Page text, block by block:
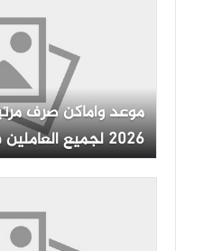
موعد وأماكن صرف
2026 لجميع العاملين في الدولة